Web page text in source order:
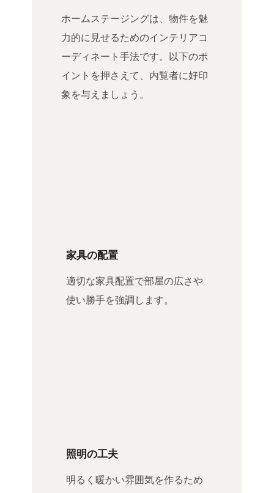
ホームステージングは、物件を魅
力的に見せるためのインテリアコ
ーディネート手法です。以下のポ
イントを押さえて、内覧者に好印
象を与えましょう。
家具の配置
適切な家具配置で部屋の広さや
使い勝手を強調します。
照明の工夫
明るく暖かい雰囲気を作るため